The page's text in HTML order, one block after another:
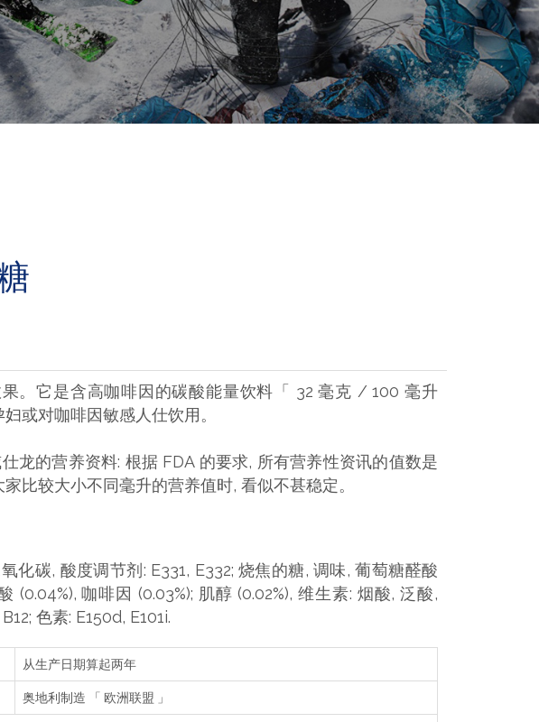
。它是含高咖啡因的碳酸能量饮料「 32 毫克 / 100 毫升
或对咖啡因敏感人仕饮用。
龙的营养资料: 根据 FDA 的要求, 所有营养性资讯的值数是
比较大小不同毫升的营养值时, 看似不甚稳定。
化碳, 酸度调节剂: E331, E332; 烧焦的糖, 调味, 葡萄糖醛酸
(0.04%), 咖啡因 (0.03%); 肌醇 (0.02%), 维生素: 烟酸, 泛酸,
色素: E150d, E101i.
从生产日期算起两年
奥地利制造 「 欧洲联盟 」